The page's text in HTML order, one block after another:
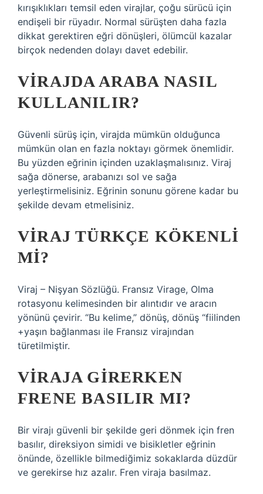
kırışıklıkları temsil eden virajlar, çoğu sürücü için
endişeli bir rüyadır. Normal sürüşten daha fazla
dikkat gerektiren eğri dönüşleri, ölümcül kazalar
birçok nedenden dolayı davet edebilir.
VIRAJDA ARABA NASIL
KULLANILIR?
Güvenli sürüş için, virajda mümkün olduğunca
mümkün olan en fazla noktayı görmek önemlidir.
Bu yüzden eğrinin içinden uzaklaşmalısınız. Viraj
sağa dönerse, arabanızı sol ve sağa
yerleştirmelisiniz. Eğrinin sonunu görene kadar bu
şekilde devam etmelisiniz.
VIRAJ TÜRKÇE KÖKENLI
MI?
Viraj – Nişyan Sözlüğü. Fransız Virage, Olma
rotasyonu kelimesinden bir alıntıdır ve aracın
yönünü çevirir. “Bu kelime,” dönüş, dönüş “fiilinden
+yaşın bağlanması ile Fransız virajından
türetilmiştir.
VIRAJA GIRERKEN
FRENE BASILIR MI?
Bir virajı güvenli bir şekilde geri dönmek için fren
basılır, direksiyon simidi ve bisikletler eğrinin
önünde, özellikle bilmediğimiz sokaklarda düzdür
ve gerekirse hız azalır. Fren viraja basılmaz.